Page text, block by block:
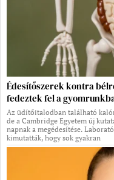
Édesítőszerek kontra
fedeztek fel a
Az üdítőitalodban található
de a Cambridge Egyetem új
napnak a megédesítése.
kimutatták, hogy sok gyakran